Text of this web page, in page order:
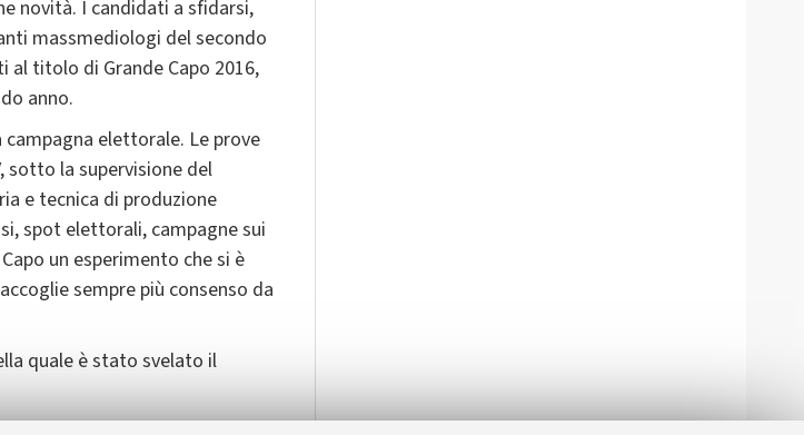
novità. I candidati a sfidarsi,
massmediologi del secondo
al titolo di Grande Capo 2016,
anno.
elettorale. Le prove
sotto la supervisione del
e tecnica di produzione
spot elettorali, campagne sui
un esperimento che si è
sempre più consenso da
quale è stato svelato il